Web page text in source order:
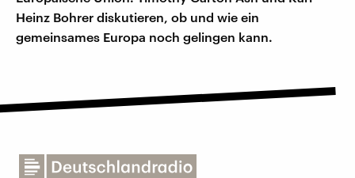
Heinz Bohrer diskutieren, ob und wie ein
gemeinsames Europa noch gelingen kann.